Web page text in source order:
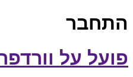
התחבר
פועל על